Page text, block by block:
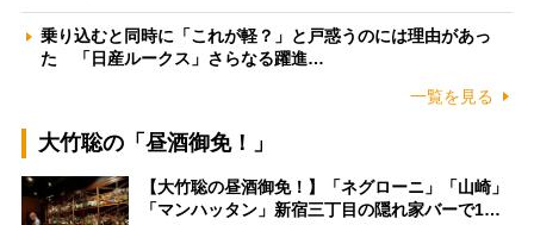
乗り込むと同時に「これが軽？」と戸惑うのには理由があっ
た 「日産ルークス」さらなる躍進…
一覧を見る
大竹聡の「昼酒御免！」
【大竹聡の昼酒御免！】「ネグローニ」「山崎」
「マンハッタン」新宿三丁目の隠れ家バーで1…